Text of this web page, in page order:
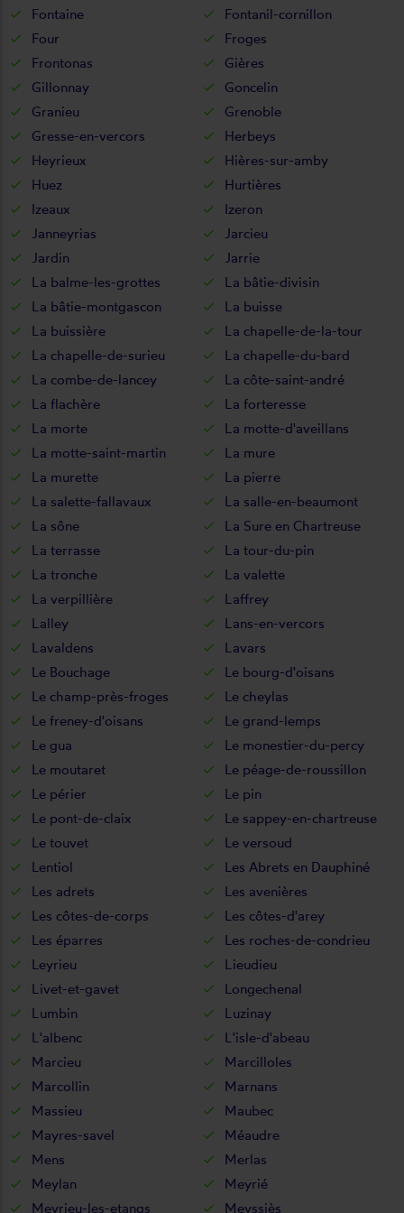
Fontaine
Fontanil-cornillon
Four
Froges
Frontonas
Gières
Gillonnay
Goncelin
Granieu
Grenoble
Gresse-en-vercors
Herbeys
Heyrieux
Hières-sur-amby
Huez
Hurtières
Izeaux
Izeron
Janneyrias
Jarcieu
Jardin
Jarrie
La balme-les-grottes
La bâtie-divisin
La bâtie-montgascon
La buisse
La buissière
La chapelle-de-la-tour
La chapelle-de-surieu
La chapelle-du-bard
La combe-de-lancey
La côte-saint-andré
La flachère
La forteresse
La morte
La motte-d'aveillans
La motte-saint-martin
La mure
La murette
La pierre
La salette-fallavaux
La salle-en-beaumont
La sône
La Sure en Chartreuse
La terrasse
La tour-du-pin
La tronche
La valette
La verpillière
Laffrey
Lalley
Lans-en-vercors
Lavaldens
Lavars
Le Bouchage
Le bourg-d'oisans
Le champ-près-froges
Le cheylas
Le freney-d'oisans
Le grand-lemps
Le gua
Le monestier-du-percy
Le moutaret
Le péage-de-roussillon
Le périer
Le pin
Le pont-de-claix
Le sappey-en-chartreuse
Le touvet
Le versoud
Lentiol
Les Abrets en Dauphiné
Les adrets
Les avenières
Les côtes-de-corps
Les côtes-d'arey
Les éparres
Les roches-de-condrieu
Leyrieu
Lieudieu
Livet-et-gavet
Longechenal
Lumbin
Luzinay
L'albenc
L'isle-d'abeau
Marcieu
Marcilloles
Marcollin
Marnans
Massieu
Maubec
Mayres-savel
Méaudre
Mens
Merlas
Meylan
Meyrié
Meyrieu-les-etangs
Meyssiès